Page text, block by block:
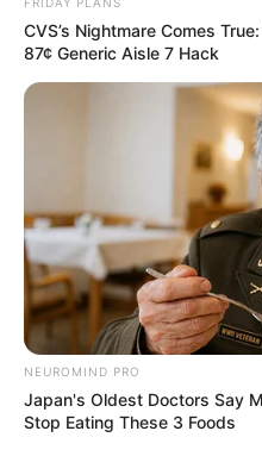
Росіянин у
програмістом
по Ужгороду
СЕР 8, 2023
CVS’s Nightmare Comes
87¢ Generic Aisle 7 Hack
NEUROMIND PRO
Japan's Oldest Doctors Say
Stop Eating These 3 Foods